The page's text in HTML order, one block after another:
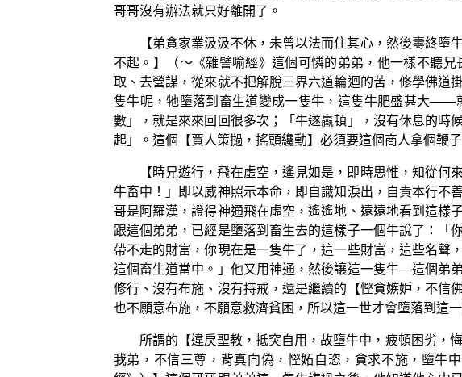
哥哥沒有辦法就只好離開了。
【弟貪家業汲汲不休，未曾以法而住其心，然後壽終
不起。】（～《雜譬喻經》這個可憐的弟弟，他一樣不聽
取、去營謀，從來就不把解脫三界六道輪迴的苦，修學佛道
隻牛呢，牠墮落到畜生道變成一隻牛，這隻牛肥盛甚大——
數」，就是來來回回很多次；「牛遂羸頓」，沒有休息的時
起」。這個【賈人策撾，搖頭纔動】必須要這個商人拿個鞭
【時兄遊行，飛在虛空，遙見如是，即時思惟，知從
牛畜中！」即以威神照示本命，即自識知淚出，自責本行不
哥是阿羅漢，證得神通飛在虛空，遙遙地、遠遠地看到這
跟這個弟弟，已經是墮落到畜生去的這樣子一個牛說了：「
帶不走的財富，你現在是一隻牛了，這一些財富，這些名聲
這個畜生道當中。」他又用神通，然後讓這一隻牛—這個弟
修行、沒有布施、沒有持戒，還是繼續的【慳貪嫉妒，不信
也不願意布施，不願意救濟貧困，所以這一世才會墮落到這一
所謂的【違戾聖教，抵突自用，故墮牛中，疲頓困劣，
我弟，不信三尊，背真向偽，慳妬自恣，貪求不施，墮牛